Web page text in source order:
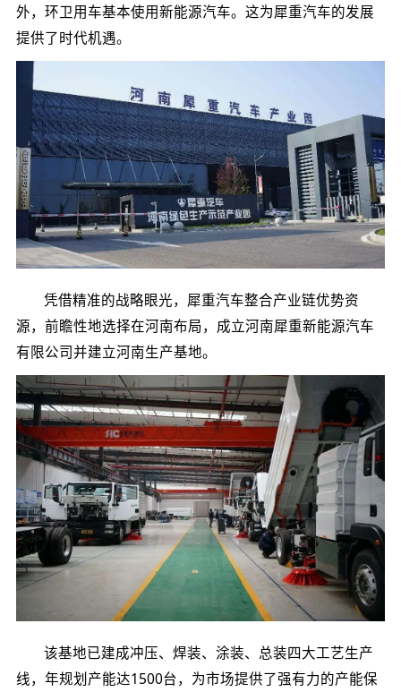
外，环卫用车基本使用新能源汽车。这为犀重汽车的发展
提供了时代机遇。
凭借精准的战略眼光，犀重汽车整合产业链优势资
源，前瞻性地选择在河南布局，成立河南犀重新能源汽车
有限公司并建立河南生产基地。
该基地已建成冲压、焊装、涂装、总装四大工艺生产
线，年规划产能达1500台，为市场提供了强有力的产能保